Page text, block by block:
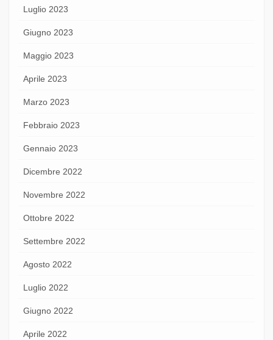
Luglio 2023
Giugno 2023
Maggio 2023
Aprile 2023
Marzo 2023
Febbraio 2023
Gennaio 2023
Dicembre 2022
Novembre 2022
Ottobre 2022
Settembre 2022
Agosto 2022
Luglio 2022
Giugno 2022
Aprile 2022